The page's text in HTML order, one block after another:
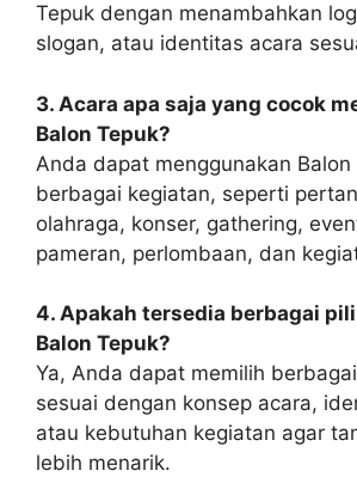
Tepuk dengan menambahkan
slogan, atau identitas acara
3. Acara apa saja yang cocok
Balon Tepuk?
Anda dapat menggunakan
berbagai kegiatan, seperti
olahraga, konser, gathering,
pameran, perlombaan, dan
4. Apakah tersedia berbagai
Balon Tepuk?
Ya, Anda dapat memilih
sesuai dengan konsep acara,
atau kebutuhan kegiatan agar
lebih menarik.